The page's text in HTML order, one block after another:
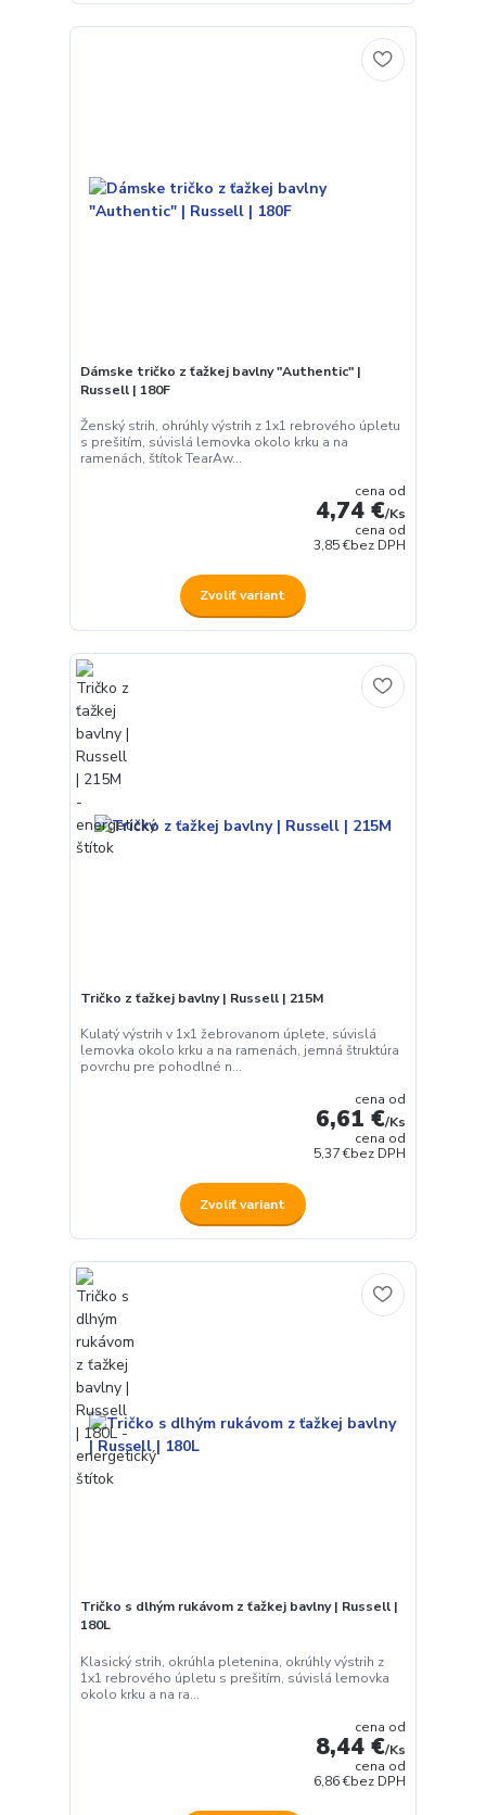
Dámske tričko z ťažkej bavlny "Authentic" |
Russell | 180F
Ženský strih, ohrúhly výstrih z 1x1 rebrového úpletu
s prešitím, súvislá lemovka okolo krku a na
ramenách, štítok TearAw...
cena od
4,74 €/Ks
cena od
3,85 €bez DPH
Zvoliť variant
Tričko z ťažkej bavlny | Russell | 215M
Kulatý výstrih v 1x1 žebrovanom úplete, súvislá
lemovka okolo krku a na ramenách, jemná štruktúra
povrchu pre pohodlné n...
cena od
6,61 €/Ks
cena od
5,37 €bez DPH
Zvoliť variant
Tričko s dlhým rukávom z ťažkej bavlny | Russell |
180L
Klasický strih, okrúhla pletenina, okrúhly výstrih z
1x1 rebrového úpletu s prešitím, súvislá lemovka
okolo krku a na ra...
cena od
8,44 €/Ks
cena od
6,86 €bez DPH